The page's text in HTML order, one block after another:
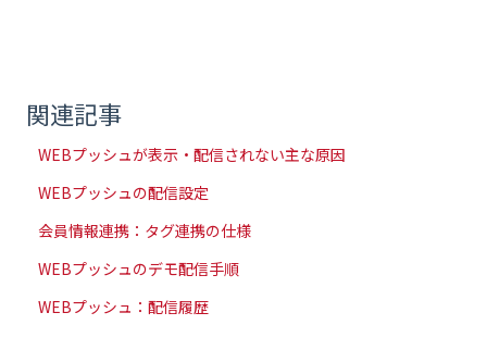
関連記事
WEBプッシュが表示・配信されない主な原因
WEBプッシュの配信設定
会員情報連携：タグ連携の仕様
WEBプッシュのデモ配信手順
WEBプッシュ：配信履歴